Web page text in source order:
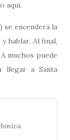
aquí.
se encenderá la
hablar. Al final,
muchos puede
llegar a Santa